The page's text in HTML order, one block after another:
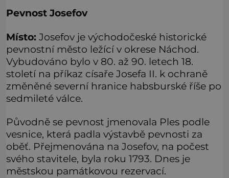
Pevnost Josefov
Místo: Josefov je východočeské historické
pevnostní město ležící v okrese Náchod.
Vybudováno bylo v 80. až 90. letech 18.
století na příkaz císaře Josefa II. k ochraně
změněné severní hranice habsburské říše po
sedmileté válce.
Původně se pevnost jmenovala Ples podle
vesnice, která padla výstavbě pevnosti za
oběť. Přejmenována na Josefov, na počest
svého stavitele, byla roku 1793. Dnes je
městskou památkovou rezervací.